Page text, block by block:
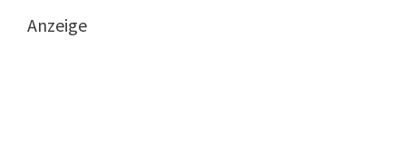
Anzeige